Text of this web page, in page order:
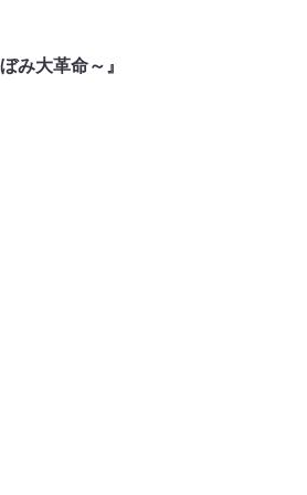
み大革命～』